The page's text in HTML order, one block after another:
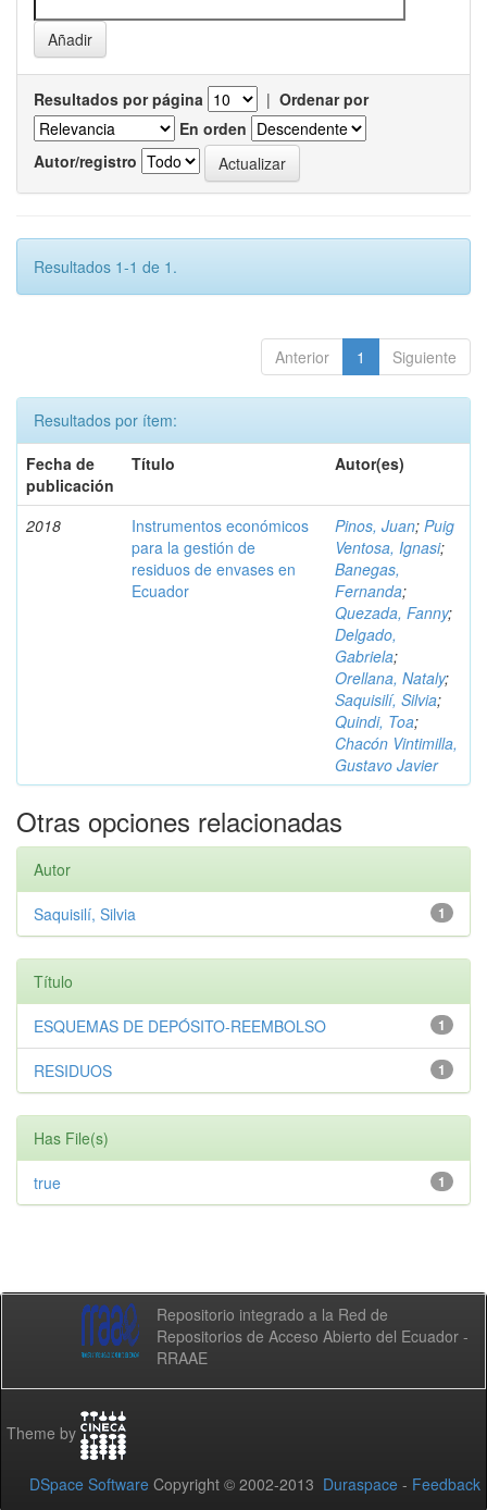
Resultados por página | Ordenar por
En orden
Autor/registro
Resultados 1-1 de 1.
Anterior 1 Siguiente
Resultados por ítem:
Fecha de
publicación
Título Autor(es)
2018
Instrumentos económicos
para la gestión de
residuos de envases en
Ecuador
Pinos, Juan; Puig
Ventosa, Ignasi;
Banegas,
Fernanda;
Quezada, Fanny;
Delgado,
Gabriela;
Orellana, Nataly;
Saquisilí, Silvia;
Quindi, Toa;
Chacón Vintimilla,
Gustavo Javier
Otras opciones relacionadas
Autor
1
Saquisilí, Silvia
Título
1
ESQUEMAS DE DEPÓSITO-REEMBOLSO
1
RESIDUOS
Has File(s)
1
true
Repositorio integrado a la Red de
Repositorios de Acceso Abierto del Ecuador -
RRAAE
Theme by
DSpace Software Copyright © 2002-2013 Duraspace - Feedback